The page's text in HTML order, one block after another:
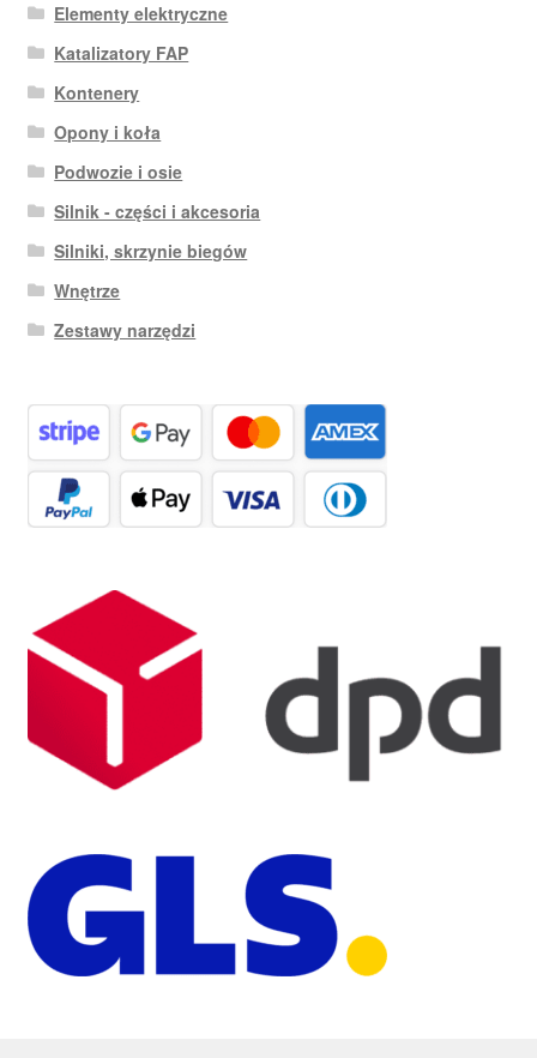
Elementy elektryczne
Katalizatory FAP
Kontenery
Opony i koła
Podwozie i osie
Silnik - części i akcesoria
Silniki, skrzynie biegów
Wnętrze
Zestawy narzędzi